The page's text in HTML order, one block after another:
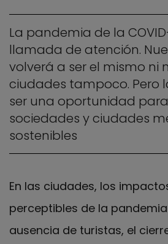
La pandemia de la
llamada de atención.
volverá a ser el mismo ni
ciudades tampoco. Pero
ser una oportunidad
sociedades y ciudades
sostenibles
En las ciudades, los
perceptibles de la
ausencia de turistas, el